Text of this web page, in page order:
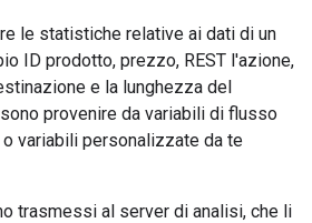
le statistiche relative ai dati di un
ID prodotto, prezzo, REST l'azione,
e la lunghezza del
provenire da variabili di flusso
variabili personalizzate da te
trasmessi al server di analisi, che li